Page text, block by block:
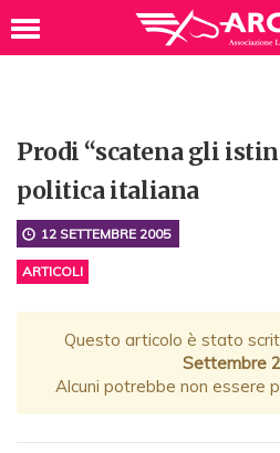
Prodi “scatena gli
politica italiana
12 SETTEMBRE 2005
ARTICOLI
Questo articolo è stato
Settembre
Alcuni potrebbe non essere